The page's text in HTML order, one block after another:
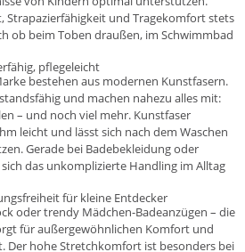
Strapazierfähigkeit und Tragekomfort stets
ob beim Toben draußen, im Schwimmbad
pflegeleicht
bestehen aus modernen Kunstfasern.
und machen nahezu alles mit:
– und noch viel mehr. Kunstfaser
leicht und lässt sich nach dem Waschen
Gerade bei Badebekleidung oder
das unkomplizierte Handling im Alltag
für kleine Entdecker
oder trendy Mädchen-Badeanzügen – die
für außergewöhnlichen Komfort und
Der hohe Stretchkomfort ist besonders bei